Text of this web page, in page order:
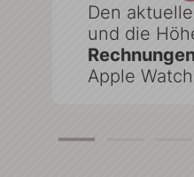
Den
und die
Apple